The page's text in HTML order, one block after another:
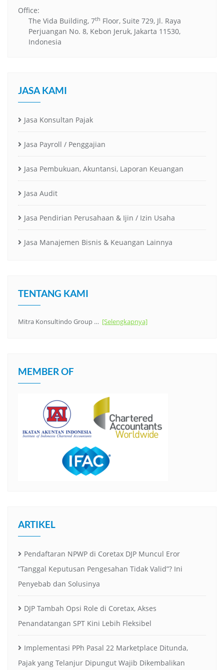
Office:
The Vida Building, 7th Floor, Suite 729, Jl. Raya
Perjuangan No. 8, Kebon Jeruk, Jakarta 11530,
Indonesia
JASA KAMI
Jasa Konsultan Pajak
Jasa Payroll / Penggajian
Jasa Pembukuan, Akuntansi, Laporan Keuangan
Jasa Audit
Jasa Pendirian Perusahaan & Ijin / Izin Usaha
Jasa Manajemen Bisnis & Keuangan Lainnya
TENTANG KAMI
Mitra Konsultindo Group … [Selengkapnya]
MEMBER OF
ARTIKEL
Pendaftaran NPWP di Coretax DJP Muncul Eror
“Tanggal Keputusan Pengesahan Tidak Valid”? Ini
Penyebab dan Solusinya
DJP Tambah Opsi Role di Coretax, Akses
Penandatangan SPT Kini Lebih Fleksibel
Implementasi PPh Pasal 22 Marketplace Ditunda,
Pajak yang Telanjur Dipungut Wajib Dikembalikan